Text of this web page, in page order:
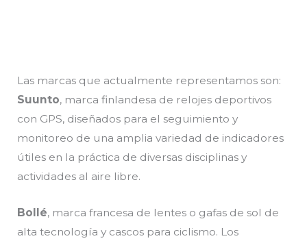
Las marcas que actualmente representamos son:
Suunto, marca finlandesa de relojes deportivos
con GPS, diseñados para el seguimiento y
monitoreo de una amplia variedad de indicadores
útiles en la práctica de diversas disciplinas y
actividades al aire libre.
Bollé, marca francesa de lentes o gafas de sol de
alta tecnología y cascos para ciclismo. Los